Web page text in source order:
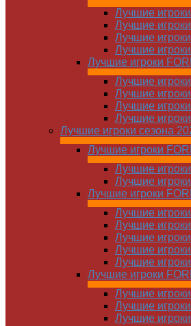
Лучшие
Лучшие
Лучшие
Лучшие
Лучшие игроки
Лучшие
Лучшие
Лучшие
Лучшие
Лучшие игроки сезона
Лучшие игроки
Лучшие
Лучшие
Лучшие игроки
Лучшие
Лучшие
Лучшие
Лучшие
Лучшие
Лучшие игроки
Лучшие
Лучшие
Лучшие